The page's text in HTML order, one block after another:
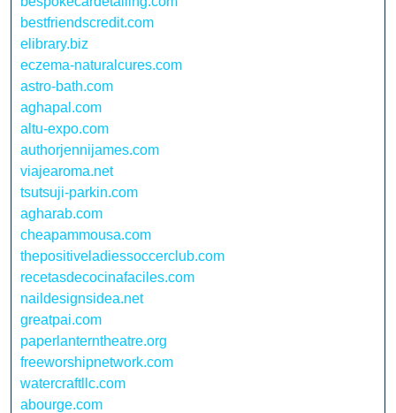
bestfriendscredit.com
elibrary.biz
eczema-naturalcures.com
astro-bath.com
aghapal.com
altu-expo.com
authorjennijames.com
viajearoma.net
tsutsuji-parkin.com
agharab.com
cheapammousa.com
thepositiveladiessoccerclub.com
recetasdecocinafaciles.com
naildesignsidea.net
greatpai.com
paperlanterntheatre.org
freeworshipnetwork.com
watercraftllc.com
abourge.com